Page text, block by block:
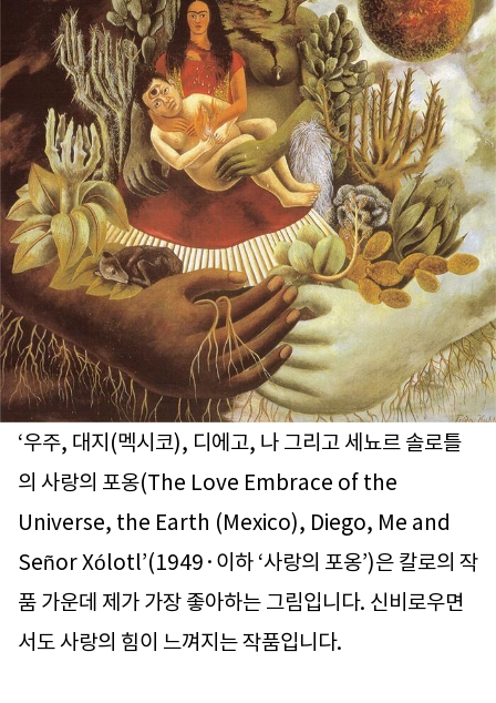
‘우주, 대지(멕시코), 디에고, 나 그리고 세뇨르 솔로틀
의 사랑의 포옹(The Love Embrace of the
Universe, the Earth (Mexico), Diego, Me and
Señor Xólotl’(1949·이하 ‘사랑의 포옹’)은 칼로의 작
품 가운데 제가 가장 좋아하는 그림입니다. 신비로우면
서도 사랑의 힘이 느껴지는 작품입니다.